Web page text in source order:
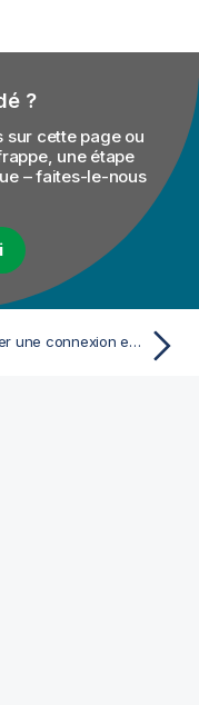
?
sur cette page ou
une étape
– faites-le-nous
Exporter une connexion en tant que contexte